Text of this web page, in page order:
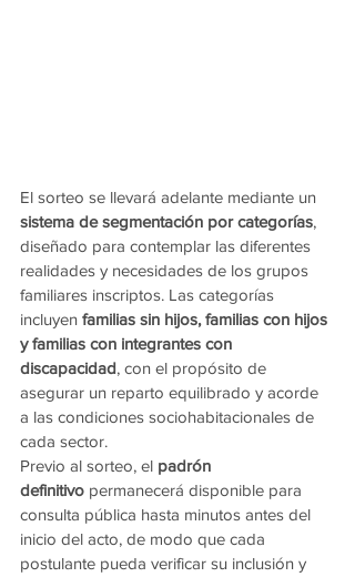
El sorteo se llevará adelante mediante un
sistema de segmentación por categorías,
diseñado para contemplar las diferentes
realidades y necesidades de los grupos
familiares inscriptos. Las categorías
incluyen familias sin hijos, familias con hijos
y familias con integrantes con
discapacidad, con el propósito de
asegurar un reparto equilibrado y acorde
a las condiciones sociohabitacionales de
cada sector.
Previo al sorteo, el padrón
definitivo permanecerá disponible para
consulta pública hasta minutos antes del
inicio del acto, de modo que cada
postulante pueda verificar su inclusión y